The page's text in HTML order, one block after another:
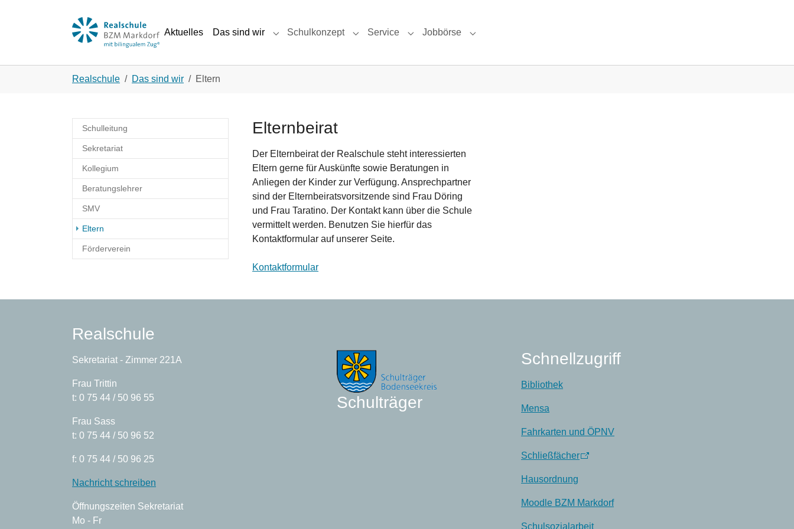
Aktuelles Das sind wir
Submenu for "Das sind wir"
Schulkonzept
Submenu for "Schulkonzept"
Service
Submenu for "Service"
Jobbörse
Submenu for "Jobbörse"
Realschule Das sind wir Eltern
Elternbeirat
Der Elternbeirat der Realschule steht interessierten
Eltern gerne für Auskünfte sowie Beratungen in
Anliegen der Kinder zur Verfügung. Ansprechpartner
sind der Elternbeiratsvorsitzende sind Frau Döring
und Frau Taratino. Der Kontakt kann über die Schule
vermittelt werden. Benutzen Sie hierfür das
Kontaktformular auf unserer Seite.
Kontaktformular
Schulleitung
Sekretariat
Kollegium
Beratungslehrer
SMV
Eltern
Förderverein
Realschule
Sekretariat - Zimmer 221A
Frau Trittin
t: 0 75 44 / 50 96 55
Frau Sass
t: 0 75 44 / 50 96 52
f: 0 75 44 / 50 96 25
Nachricht schreiben
Öffnungszeiten Sekretariat
Mo - Fr
Schulträger
Schnellzugriff
Bibliothek
Mensa
Fahrkarten und ÖPNV
Schließfächer
Hausordnung
Moodle BZM Markdorf
Schulsozialarbeit